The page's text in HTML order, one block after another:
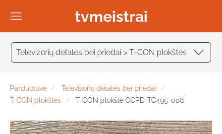
tvmeistrai
Televizorių detalės bei priedai > T-CON plokštės
Parduotuvė
Televizorių detalės bei priedai
T-CON plokštės
T-CON plokštė CCPD-TC495-008